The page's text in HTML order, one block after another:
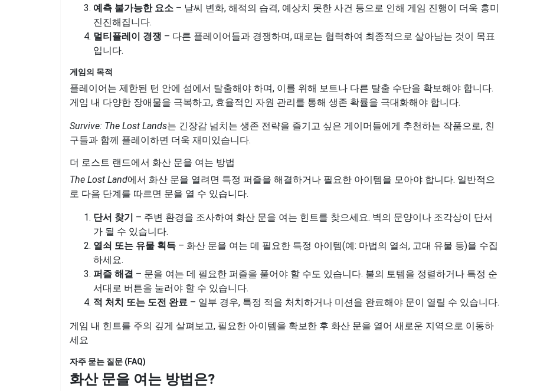
예측 불가능한 요소 – 날씨 변화, 해적의 습격, 예상치 못한 사건 등으로 인해 게임 진행이 더욱 흥미
진진해집니다.
멀티플레이 경쟁 – 다른 플레이어들과 경쟁하며, 때로는 협력하여 최종적으로 살아남는 것이 목표
입니다.
게임의 목적
플레이어는 제한된 턴 안에 섬에서 탈출해야 하며, 이를 위해 보트나 다른 탈출 수단을 확보해야 합니다.
게임 내 다양한 장애물을 극복하고, 효율적인 자원 관리를 통해 생존 확률을 극대화해야 합니다.
Survive: The Lost Lands는 긴장감 넘치는 생존 전략을 즐기고 싶은 게이머들에게 추천하는 작품으로, 친
구들과 함께 플레이하면 더욱 재미있습니다.
더 로스트 랜드에서 화산 문을 여는 방법
The Lost Land에서 화산 문을 열려면 특정 퍼즐을 해결하거나 필요한 아이템을 모아야 합니다. 일반적으
로 다음 단계를 따르면 문을 열 수 있습니다.
단서 찾기 – 주변 환경을 조사하여 화산 문을 여는 힌트를 찾으세요. 벽의 문양이나 조각상이 단서
가 될 수 있습니다.
열쇠 또는 유물 획득 – 화산 문을 여는 데 필요한 특정 아이템(예: 마법의 열쇠, 고대 유물 등)을 수집
하세요.
퍼즐 해결 – 문을 여는 데 필요한 퍼즐을 풀어야 할 수도 있습니다. 불의 토템을 정렬하거나 특정 순
서대로 버튼을 눌러야 할 수 있습니다.
적 처치 또는 도전 완료 – 일부 경우, 특정 적을 처치하거나 미션을 완료해야 문이 열릴 수 있습니다.
게임 내 힌트를 주의 깊게 살펴보고, 필요한 아이템을 확보한 후 화산 문을 열어 새로운 지역으로 이동하
세요
자주 묻는 질문 (FAQ)
화산 문을 여는 방법은?